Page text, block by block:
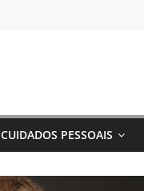
CUIDADOS PESSOAIS